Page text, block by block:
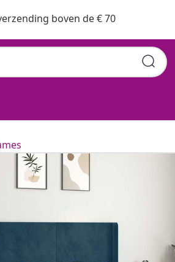
boven de € 70